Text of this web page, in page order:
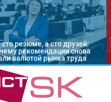
резюме, а сто друзей:
рекомендации снова
валютой рынка труда